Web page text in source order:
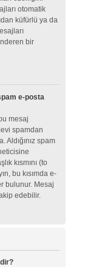
otomatik
küfürlü ya da
bir
e-posta
mesaj
spamdan
Aldığınız spam
kısmını (to
bu kısımda e-
bulunur. Mesaj
edebilir.